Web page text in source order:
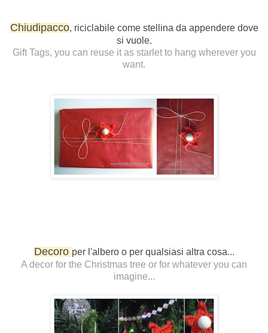
Chiudipacco, riciclabile come stellina da appendere dove
si vuole.
Gift Tags, you can reuse it as starlet to hang wherever you
want.
Decoro per l'albero o per qualsiasi altra cosa...
A decor for the Christmas tree or for whatever you can
imagine...